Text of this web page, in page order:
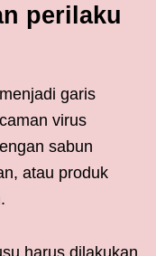
perilaku
garis
virus
sabun
atau produk
harus dilakukan